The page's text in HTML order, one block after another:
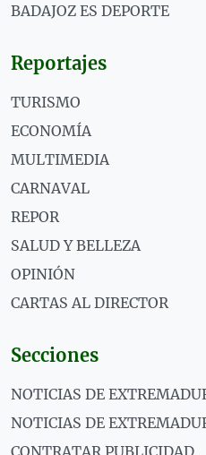
BADAJOZ ES DEPORTE
Reportajes
TURISMO
ECONOMÍA
MULTIMEDIA
CARNAVAL
REPOR
SALUD Y BELLEZA
OPINIÓN
CARTAS AL DIRECTOR
Secciones
NOTICIAS DE
NOTICIAS DE